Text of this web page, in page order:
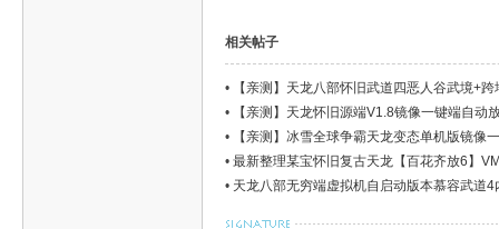
相关帖子
•
【亲测】天龙八部怀旧武道四恶人谷武境+
•
【亲测】天龙怀旧源端V1.8镜像一键端自动
•
【亲测】冰雪全球争霸天龙变态单机版镜像
• 最新整理某宝怀旧复古天龙【百花齐放6】
• 天龙八部无穷端虚拟机自启动版本慕容武道4